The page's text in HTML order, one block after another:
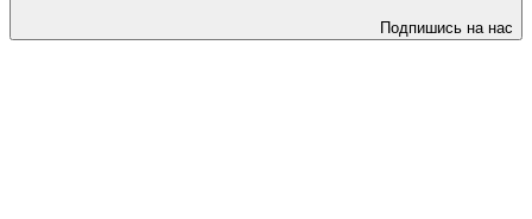
Подпишись на нас